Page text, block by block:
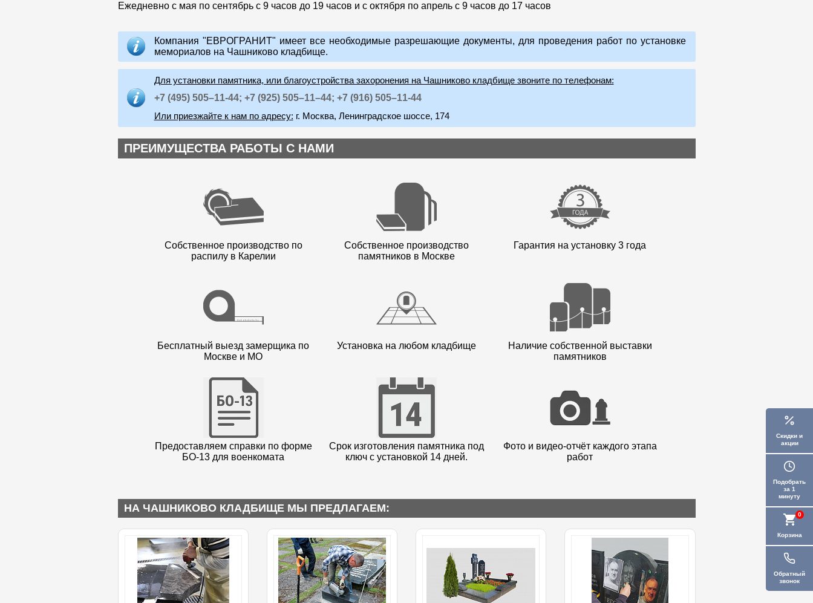
Скидки и
акции
Подобрать
за 1
минуту
Корзина
0
Обратный
звонок
Ежедневно с мая по сентябрь с 9 часов до 19 часов и с октября по апрель с 9 часов до 17 часов
Компания "ЕВРОГРАНИТ" имеет все необходимые разрешающие документы, для проведения работ по установке
мемориалов на Чашниково кладбище.
Для установки памятника, или благоустройства захоронения на Чашниково кладбище звоните по телефонам:
+7 (495) 505–11-44; +7 (925) 505–11–44; +7 (916) 505–11-44
Или приезжайте к нам по адресу: г. Москва, Ленинградское шоссе, 174
ПРЕИМУЩЕСТВА РАБОТЫ С НАМИ
Собственное производство по
распилу в Карелии
Собственное производство
памятников в Москве
Гарантия на установку 3 года
Бесплатный выезд замерщика по
Москве и МО
Установка на любом кладбище
Наличие собственной выставки
памятников
Предоставляем справки по форме
БО-13 для военкомата
Срок изготовления памятника под
ключ с установкой 14 дней.
Фото и видео-отчёт каждого этапа
работ
НА ЧАШНИКОВО КЛАДБИЩЕ МЫ ПРЕДЛАГАЕМ: